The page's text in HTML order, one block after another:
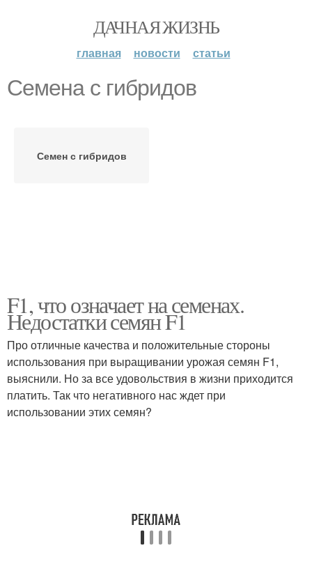
ДАЧНАЯ ЖИЗНЬ
главная новости статьи
Семена с гибридов
Семен с гибридов
F1, что означает на семенах.
Недостатки семян F1
Про отличные качества и положительные стороны
использования при выращивании урожая семян F1,
выяснили. Но за все удовольствия в жизни приходится
платить. Так что негативного нас ждет при
использовании этих семян?